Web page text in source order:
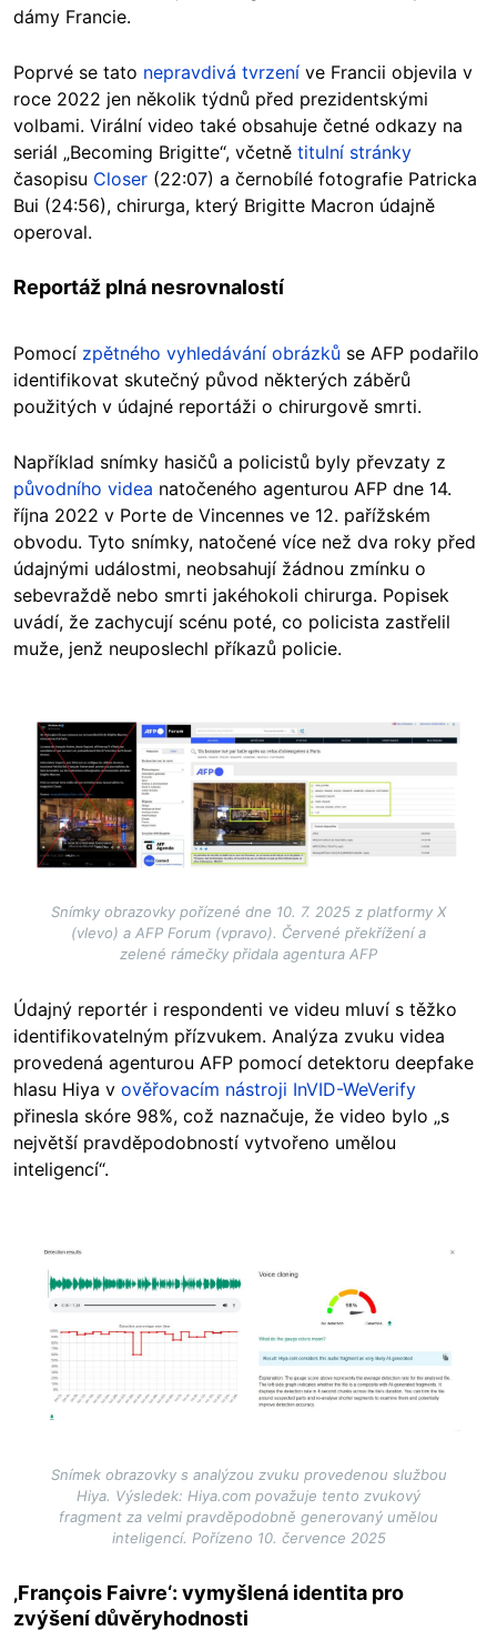
dámy Francie.
Poprvé se tato nepravdivá tvrzení ve Francii objevila v
roce 2022 jen několik týdnů před prezidentskými
volbami. Virální video také obsahuje četné odkazy na
seriál „Becoming Brigitte“, včetně titulní stránky
časopisu Closer (22:07) a černobílé fotografie Patricka
Bui (24:56), chirurga, který Brigitte Macron údajně
operoval.
Reportáž plná nesrovnalostí
Pomocí zpětného vyhledávání obrázků se AFP podařilo
identifikovat skutečný původ některých záběrů
použitých v údajné reportáži o chirurgově smrti.
Například snímky hasičů a policistů byly převzaty z
původního videa natočeného agenturou AFP dne 14.
října 2022 v Porte de Vincennes ve 12. pařížském
obvodu. Tyto snímky, natočené více než dva roky před
údajnými událostmi, neobsahují žádnou zmínku o
sebevraždě nebo smrti jakéhokoli chirurga. Popisek
uvádí, že zachycují scénu poté, co policista zastřelil
muže, jenž neuposlechl příkazů policie.
Image
Snímky obrazovky pořízené dne 10. 7. 2025 z platformy X
(vlevo) a AFP Forum (vpravo). Červené překřížení a
zelené rámečky přidala agentura AFP
Údajný reportér i respondenti ve videu mluví s těžko
identifikovatelným přízvukem. Analýza zvuku videa
provedená agenturou AFP pomocí detektoru deepfake
hlasu Hiya v ověřovacím nástroji InVID-WeVerify
přinesla skóre 98%, což naznačuje, že video bylo „s
největší pravděpodobností vytvořeno umělou
inteligencí“.
Image
Snímek obrazovky s analýzou zvuku provedenou službou
Hiya. Výsledek: Hiya.com považuje tento zvukový
fragment za velmi pravděpodobně generovaný umělou
inteligencí. Pořízeno 10. července 2025
‚François Faivre‘: vymyšlená identita pro
zvýšení důvěryhodnosti